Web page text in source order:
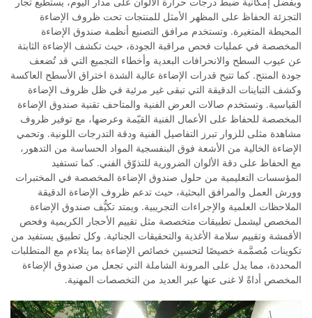
التجزئة الحفاظ على المظهر الأمثل للمنتجات تحت ظروف الإضاءة
المحيطة المتغيرة. وتستخدم مرافق التصنيع أنظمة صندوق الإضاءة
المخصصة في عمليات فحص مراقبة الجودة، حيث تكشف الإضاءة الثابتة
عن عيوب السطح والانحرافات البعدية وأخطاء التجميع التي قد تُضعف
جودة المنتج. كما تتيح قدرات الإضاءة عالية الشدة اختراق الأسطح العاكسة
وكشف التباينات الدقيقة التي تبقى غير مرئية في ظل ظروف الإضاءة
القياسية. وتستخدم صالات العرض الفنية والمتاحف تقنية صندوق الإضاءة
المخصصة للحفاظ على الأعمال الفنية القيّمة وعرضها، مع توفير ظروف
مشاهدة مثلى للزوار تبرز التفاصيل الفنية ودقة التدرجات اللونية. وتحمي
الإضاءة الخالية من الأشعة فوق البنفسجية المواد الحساسة من التدهور،
مع الحفاظ على دقة الألوان الضرورية للتذوّق الفني. كما تستفيد
المؤسسات التعليمية من حلول صندوق الإضاءة المخصصة في المختبرات
وورش العمل والمرافق البحثية، حيث تدعم ظروف الإضاءة الدقيقة
الملاحظات العلمية والإجراءات التجريبية. ويمتد تكيُّف صندوق الإضاءة
المخصص ليشمل تطبيقات متخصصة مثل تقييم الأحجار الكريمية وفحص
الأقمشة وتقييم سلامة الأغذية والتحقيقات الجنائية. وكل تطبيق يستفيد من
تكوينات مُصمَّمة خصيصًا لتحسين خصائص الإضاءة بما يتلاءم مع المتطلبات
المحددة، مما يدل على المرونة الشاملة التي تجعل من صندوق الإضاءة
المخصص أداةً لا غنى عنها عبر العديد من التخصصات المهنية.